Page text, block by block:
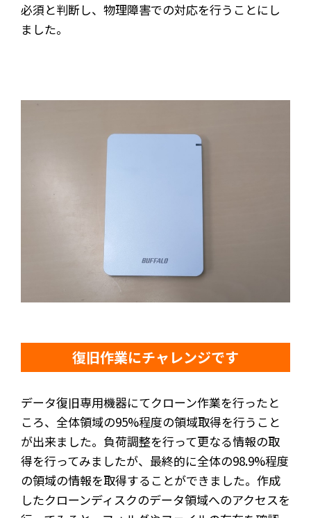
必須と判断し、物理障害での対応を行うことにし
ました。
復旧作業にチャレンジです
データ復旧専用機器にてクローン作業を行ったと
ころ、全体領域の95%程度の領域取得を行うこと
が出来ました。負荷調整を行って更なる情報の取
得を行ってみましたが、最終的に全体の98.9%程度
の領域の情報を取得することができました。作成
したクローンディスクのデータ領域へのアクセスを